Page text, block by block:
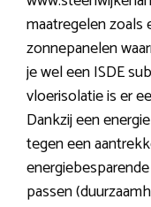
maatregelen
zonnepanelen
je wel een ISDE
vloerisolatie is er
Dankzij een
tegen een
passen